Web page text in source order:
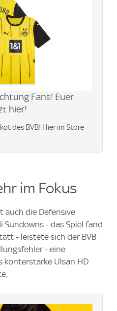
Fans! Euer
hier!
des BVB! Hier im Store
im Fokus
auch die Defensive
Sundowns - das Spiel fand
- leistete sich der BVB
- eine
konterstarke Ulsan HD